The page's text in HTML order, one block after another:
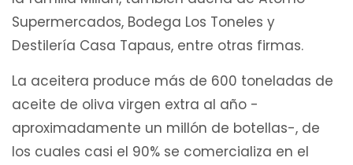
Supermercados, Bodega Los Toneles y
Destilería Casa Tapaus, entre otras firmas.
La aceitera produce más de 600 toneladas de
aceite de oliva virgen extra al año -
aproximadamente un millón de botellas-, de
los cuales casi el 90% se comercializa en el